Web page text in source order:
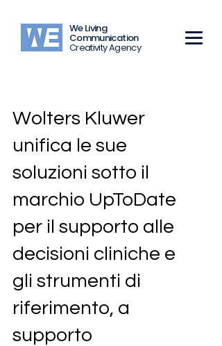
We Living
Communication
Creativity Agency
Wolters Kluwer
unifica le sue
soluzioni sotto il
marchio UpToDate
per il supporto alle
decisioni cliniche e
gli strumenti di
riferimento, a
supporto